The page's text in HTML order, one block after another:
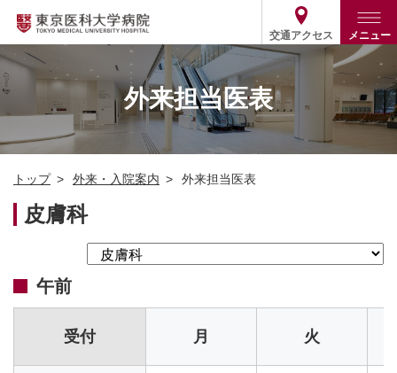
交通アクセス メニュー
トップ
外来・入院案内
入院
患者支援・相談窓口
各種ご案内
診療部門案内
診療部門案内一覧
医師・歯科医師等情報検索
病院案内
基本情報
統計・データ・情報公開
役割・取り組み
外部評価
医療関係の方
医療連携
その他
ENGLISH 简体中文
外来担当医表
トップ 外来・入院案内 外来担当医表
皮膚科
午前
受付 月 火